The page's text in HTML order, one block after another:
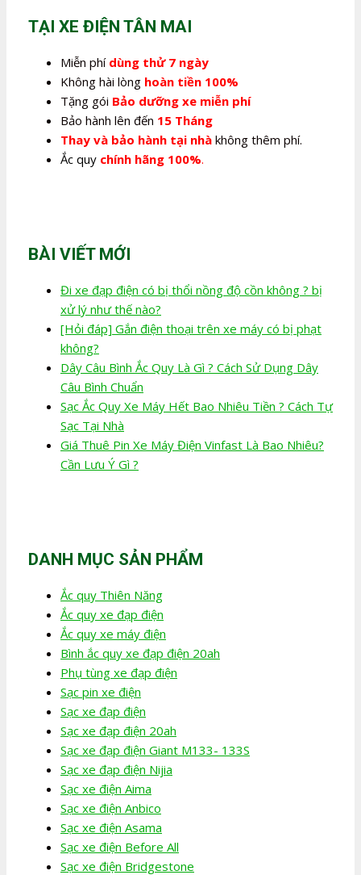
TẠI XE ĐIỆN TÂN MAI
Miễn phí dùng thử 7 ngày
Không hài lòng hoàn tiền 100%
Tặng gói Bảo dưỡng xe miễn phí
Bảo hành lên đến 15 Tháng
Thay và bảo hành tại nhà không thêm phí.
Ắc quy chính hãng 100%.
BÀI VIẾT MỚI
Đi xe đạp điện có bị thổi nồng độ cồn không ? bị
xử lý như thế nào?
[Hỏi đáp] Gắn điện thoại trên xe máy có bị phạt
không?
Dây Câu Bình Ắc Quy Là Gì ? Cách Sử Dụng Dây
Câu Bình Chuẩn
Sạc Ắc Quy Xe Máy Hết Bao Nhiêu Tiền ? Cách Tự
Sạc Tại Nhà
Giá Thuê Pin Xe Máy Điện Vinfast Là Bao Nhiêu?
Cần Lưu Ý Gì ?
DANH MỤC SẢN PHẨM
Ắc quy Thiên Năng
Ắc quy xe đạp điện
Ắc quy xe máy điện
Bình ắc quy xe đạp điện 20ah
Phụ tùng xe đạp điện
Sạc pin xe điện
Sạc xe đạp điện
Sạc xe đạp điện 20ah
Sạc xe đạp điện Giant M133- 133S
Sạc xe đạp điện Nijia
Sạc xe điện Aima
Sạc xe điện Anbico
Sạc xe điện Asama
Sạc xe điện Before All
Sạc xe điện Bridgestone